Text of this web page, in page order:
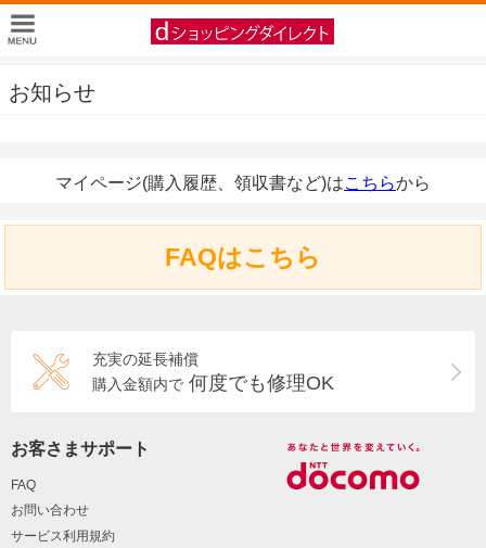
お知らせ
マイページ(購入履歴、領収書など)はこちらから
FAQはこちら
充実の延長補償
購入金額内で 何度でも修理OK
お客さまサポート
FAQ
お問い合わせ
サービス利用規約